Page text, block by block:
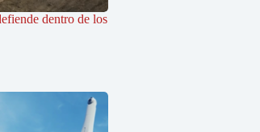
dentro de los